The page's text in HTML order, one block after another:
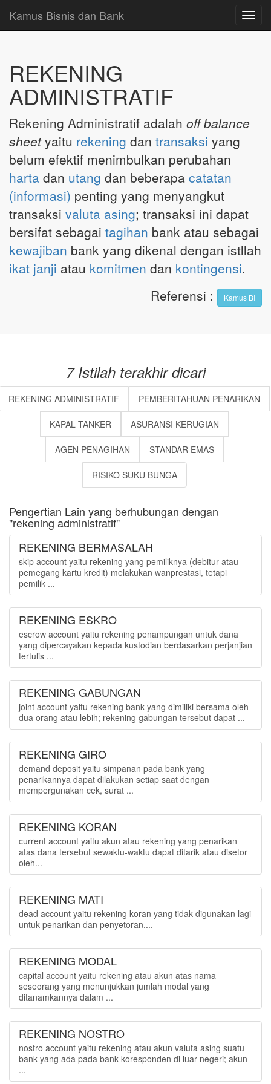
Kamus Bisnis dan Bank
REKENING
ADMINISTRATIF
Rekening Administratif adalah off balance
sheetyaitu rekening dan transaksi yang
belum efektif menimbulkan perubahan
harta dan utang dan beberapa catatan
(informasi) penting yang menyangkut
transaksi valuta asing; transaksi ini dapat
bersifat sebagai tagihan bank atau sebagai
kewajiban bank yang dikenal dengan istllah
ikat janji atau komitmen dan kontingensi.
Referensi : Kamus BI
7 Istilah terakhir dicari
REKENING ADMINISTRATIF PEMBERITAHUAN PENARIKAN
KAPAL TANKER ASURANSI KERUGIAN
AGEN PENAGIHAN STANDAR EMAS
RISIKO SUKU BUNGA
Pengertian Lain yang berhubungan dengan
"rekening administratif"
REKENING BERMASALAH
skip account yaitu rekening yang pemiliknya (debitur atau
pemegang kartu kredit) melakukan wanprestasi, tetapi
pemilik ...
REKENING ESKRO
escrow account yaitu rekening penampungan untuk dana
yang dipercayakan kepada kustodian berdasarkan perjanjian
tertulis ...
REKENING GABUNGAN
joint account yaitu rekening bank yang dimiliki bersama oleh
dua orang atau lebih; rekening gabungan tersebut dapat ...
REKENING GIRO
demand deposit yaitu simpanan pada bank yang
penarikannya dapat dilakukan setiap saat dengan
mempergunakan cek, surat ...
REKENING KORAN
current account yaitu akun atau rekening yang penarikan
atas dana tersebut sewaktu-waktu dapat ditarik atau disetor
oleh...
REKENING MATI
dead account yaitu rekening koran yang tidak digunakan lagi
untuk penarikan dan penyetoran....
REKENING MODAL
capital account yaitu rekening atau akun atas nama
seseorang yang menunjukkan jumlah modal yang
ditanamkannya dalam ...
REKENING NOSTRO
nostro account yaitu rekening atau akun valuta asing suatu
bank yang ada pada bank koresponden di luar negeri; akun
...